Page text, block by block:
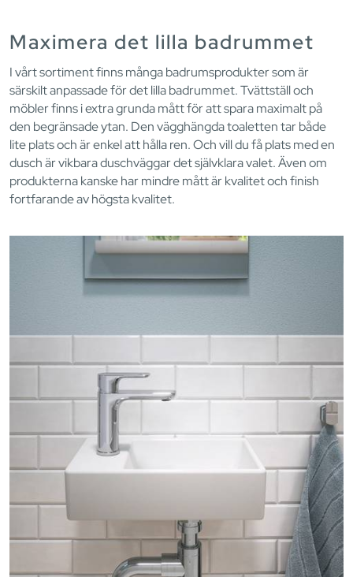
Maximera det lilla badrummet
I vårt sortiment finns många badrumsprodukter som är
särskilt anpassade för det lilla badrummet. Tvättställ och
möbler finns i extra grunda mått för att spara maximalt på
den begränsade ytan. Den vägghängda toaletten tar både
lite plats och är enkel att hålla ren. Och vill du få plats med en
dusch är vikbara duschväggar det självklara valet. Även om
produkterna kanske har mindre mått är kvalitet och finish
fortfarande av högsta kvalitet.